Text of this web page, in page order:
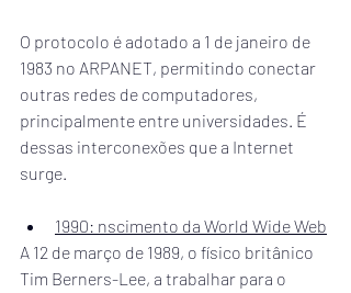
O protocolo é adotado a 1 de janeiro de
1983 no ARPANET, permitindo conectar
outras redes de computadores,
principalmente entre universidades. É
dessas interconexões que a Internet
surge.
1990: nscimento da World Wide Web
A 12 de março de 1989, o físico britânico
Tim Berners-Lee, a trabalhar para o